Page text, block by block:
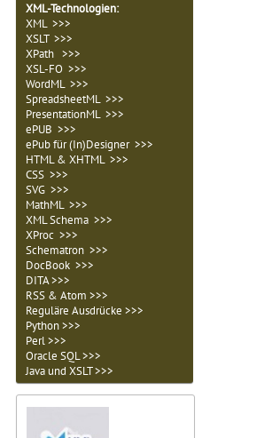
XML-Technologien:
XML >>>
XSLT >>>
XPath >>>
XSL-FO >>>
WordML >>>
SpreadsheetML >>>
PresentationML >>>
ePUB >>>
ePub für (In)Designer >>>
HTML & XHTML >>>
CSS >>>
SVG >>>
MathML >>>
XML Schema >>>
XProc >>>
Schematron >>>
DocBook >>>
DITA >>>
RSS & Atom >>>
Reguläre Ausdrücke >>>
Python >>>
Perl >>>
Oracle SQL >>>
Java und XSLT >>>